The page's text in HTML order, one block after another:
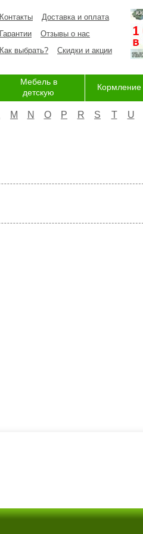
Контакты
Доставка и оплата
Гарантии
Отзывы о нас
Как выбрать?
Скидки и акции
Мебель в
детскую
Кормление
M N O P R S T U